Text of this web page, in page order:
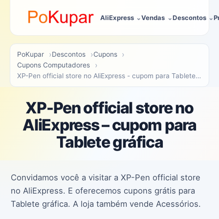
AliExpress Vendas Descontos
PoKupar Descontos
Cupons
Cupons Computadores
XP-Pen official store no AliExpress - cupom para Tablete gráfica PoKupar
XP-Pen official store no
AliExpress – cupom para
Tablete gráfica
Convidamos você a visitar a XP-Pen official store
no AliExpress. E oferecemos cupons grátis para
Tablete gráfica. A loja também vende Acessórios.